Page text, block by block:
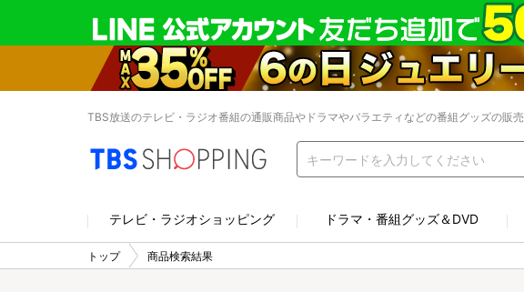
TBS放送のテレビ・ラジオ番組の通販商品やドラマやバラエティなどの番組グッズの販売
テレビ・ラジオショッピング ドラマ・番組グッズ＆DVD
トップ 商品検索結果